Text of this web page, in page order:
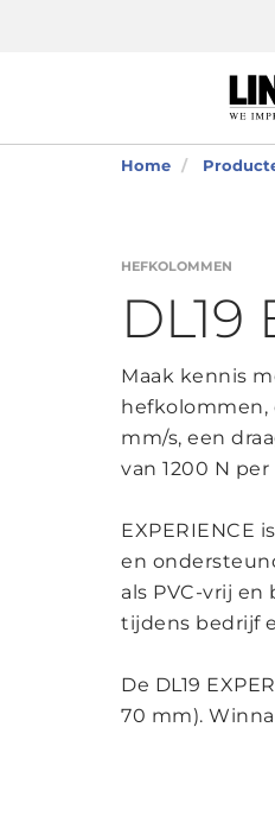
Home
HEFKOLOMMEN
DL19
Maak kennis
hefkolommen,
mm/s, een
van 1200 N
EXPERIENCE
en
als PVC-vrij
tijdens bedrijf
De DL19
70 mm).